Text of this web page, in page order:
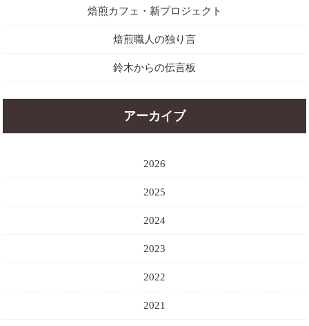
焙煎カフェ・新プロジェクト
焙煎職人の独り言
鈴木からの伝言板
アーカイブ
2026
2025
2024
2023
2022
2021